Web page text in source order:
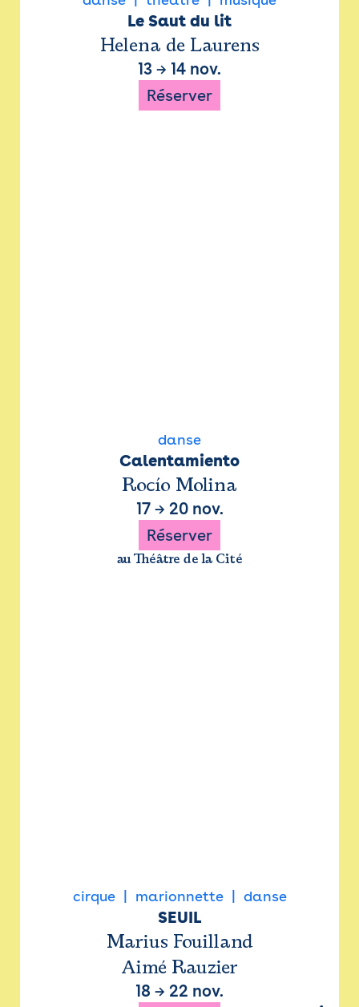
Le Saut du lit
Helena de Laurens
13 → 14 nov.
Réserver
danse
Calentamiento
Rocío Molina
17→ 20 nov.
Réserver
au Théâtre de la Cité
cirque marionnette danse
SEUIL
Marius Fouilland
Aimé Rauzier
18 → 22 nov.